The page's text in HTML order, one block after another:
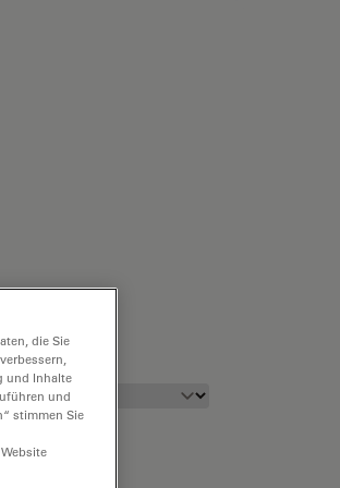
die Sie
und Inhalte
und
stimmen Sie